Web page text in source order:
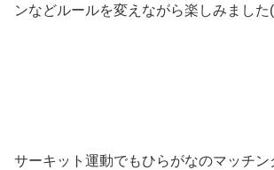
ンなどルールを変えながら楽しみました
サーキット運動でもひらがなのマッチン